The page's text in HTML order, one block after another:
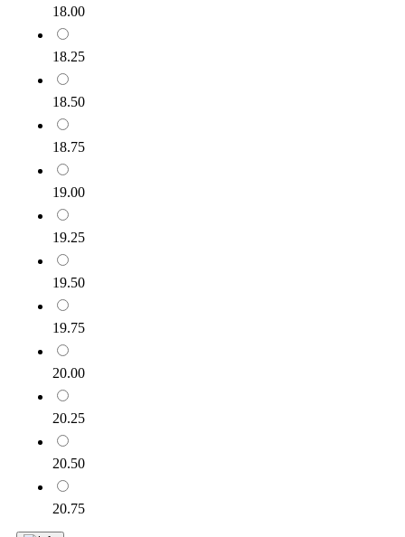
18.00
18.25
18.50
18.75
19.00
19.25
19.50
19.75
20.00
20.25
20.50
20.75